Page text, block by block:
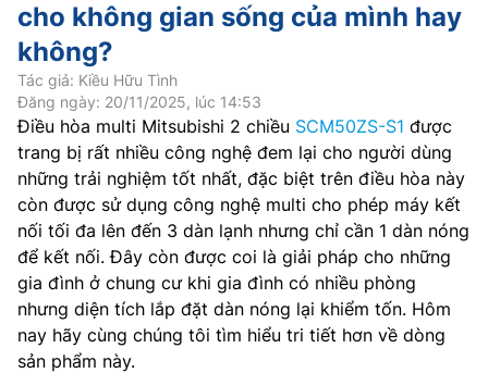
cho không gian sống của mình hay
không?
Tác giả: Kiều Hữu Tình
Đăng ngày: 20/11/2025, lúc 14:53
Điều hòa multi Mitsubishi 2 chiều SCM50ZS-S1 được
trang bị rất nhiều công nghệ đem lại cho người dùng
những trải nghiệm tốt nhất, đặc biệt trên điều hòa này
còn được sử dụng công nghệ multi cho phép máy kết
nối tối đa lên đến 3 dàn lạnh nhưng chỉ cần 1 dàn nóng
để kết nối. Đây còn được coi là giải pháp cho những
gia đình ở chung cư khi gia đình có nhiều phòng
nhưng diện tích lắp đặt dàn nóng lại khiểm tốn. Hôm
nay hãy cùng chúng tôi tìm hiểu tri tiết hơn về dòng
sản phẩm này.